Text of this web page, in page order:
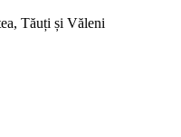
Tăuți și Văleni